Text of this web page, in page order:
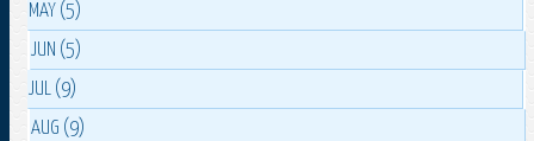
MAY (5)
JUN (5)
JUL (9)
AUG (9)